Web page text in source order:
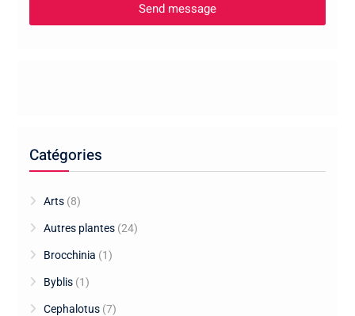
Catégories
Arts (8)
Autres plantes (24)
Brocchinia (1)
Byblis (1)
Cephalotus (7)